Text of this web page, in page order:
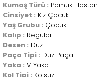
Kumaş Türü : Pamuk Elastan
Cinsiyet : Kız Çocuk
Yaş Grubu : Çocuk
Kalıp : Regular
Desen : Düz
Paça Tipi : Düz Paça
Yaka : V Yaka